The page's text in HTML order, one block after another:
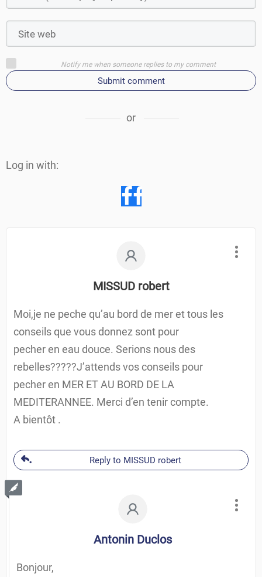
Notify me when someone replies to my comment
Submit comment
or
Log in with:
MISSUD robert
Moi,je ne peche qu’au bord de mer et tous les
conseils que vous donnez sont pour
pecher en eau douce. Serions nous des
rebelles?????J’attends vos conseils pour
pecher en MER ET AU BORD DE LA
MEDITERANNEE. Merci d’en tenir compte.
A bientôt .
Reply to MISSUD robert
Antonin Duclos
Bonjour,